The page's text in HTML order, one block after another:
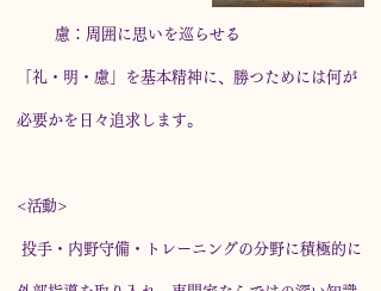
慮：周囲に思いを巡らせる
「礼・明・慮」を基本精神に、勝つためには何が
必要かを日々追求します。
<活動>
​ 投手・内野守備・トレーニングの分野に積極的に